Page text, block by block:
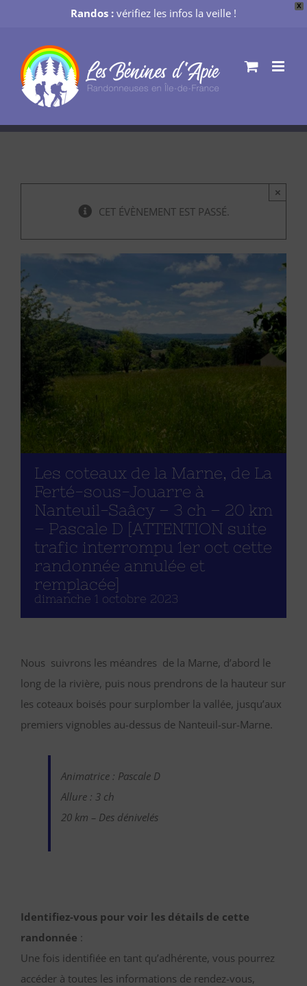
X
Randos : vérifiez les infos la veille !
contenu
CET ÉVÈNEMENT EST PASSÉ.
×
Les coteaux de la Marne, de La
Ferté-sous-Jouarre à
Nanteuil-Saâcy – 3 ch – 20 km
– Pascale D [ATTENTION suite
trafic interrompu 1er oct cette
randonnée annulée et
remplacée]
dimanche 1 octobre 2023
Nous suivrons les méandres de la Marne, d’abord le
long de la rivière, puis nous prendrons de la hauteur sur
les coteaux boisés pour surplomber la vallée, jusqu’aux
premiers vignobles au-dessus de Nanteuil-sur-Marne.
Animatrice : Pascale D
Allure : 3 ch
20 km – Des dénivelés
Identifiez-vous pour voir les détails de cette
randonnée :
Une fois identifiée en tant qu’adhérente, vous pourrez
accéder à toutes les informations de rendez-vous,